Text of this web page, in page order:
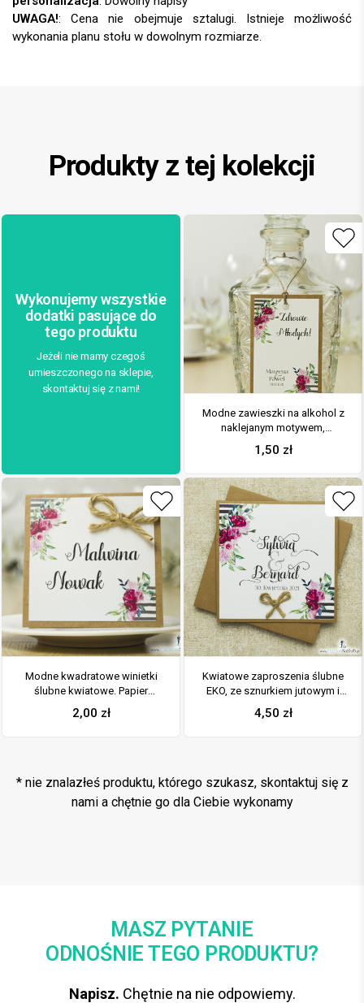
UWAGA!: Cena nie obejmuje sztalugi. Istnieje możliwość
wykonania planu stołu w dowolnym rozmiarze.
Produkty z tej kolekcji
Wykonujemy wszystkie
dodatki pasujące do
tego produktu
Jeżeli nie mamy czegoś
umieszczonego na sklepie,
skontaktuj się z nami!
Modne zawieszki na alkohol z
naklejanym motywem,
sznurkiem jutowym, bardzo
modnym wzorem kwiatowym –
czarne i białe pasy oraz
ozdobna czcionka. ZAW-10010
1,50 zł
Modne kwadratowe winietki
ślubne kwiatowe. Papier
kredowy naklejony na eko,
modny wzór kwiatowy w
2,00 zł
Kwiatowe zaproszenia ślubne
EKO, ze sznurkiem jutowym i
czarno-białym motywem oraz
kwiatami. Wklejane wnętrze.
4,50 zł
* nie znalazłeś produktu, którego szukasz, skontaktuj się z
nami a chętnie go dla Ciebie wykonamy
MASZ PYTANIE
ODNOŚNIE TEGO PRODUKTU?
Napisz. Chętnie na nie odpowiemy.